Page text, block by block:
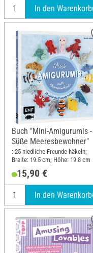
In den Warenkorb
Buch "Mini-Amigurumis -
Süße Meeresbewohner"
: 25 niedliche Freunde häkeln;
Breite: 19.5 cm; Höhe: 19.8 cm
15,90 €
In den Warenkorb